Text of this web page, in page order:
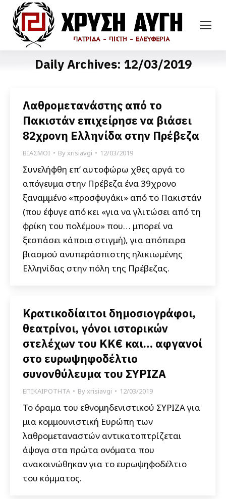
Daily Archives: 12/03/2019
Λαθρομετανάστης από το
Πακιστάν επιχείρησε να βιάσει
82χρονη Ελληνίδα στην Πρέβεζα
ΒΙΑΣΜΟΙ Byxrisiavgi 12/03/2019
Συνελήφθη επ’ αυτοφώρω χθες αργά το
απόγευμα στην Πρέβεζα ένα 39χρονο
ξαναμμένο «προσφυγάκι» από το Πακιστάν
(που έφυγε από κει «για να γλιτώσει από τη
φρίκη του πολέμου» που… μπορεί να
ξεσπάσει κάποια στιγμή), για απόπειρα
βιασμού ανυπεράσπιστης ηλικιωμένης
Ελληνίδας στην πόλη της Πρέβεζας.
Κρατικοδίαιτοι δημοσιογράφοι,
θεατρίνοι, γόνοι ιστορικών
στελέχων του ΚΚ€ και… αφγανοί
στο ευρωψηφοδέλτιο
συνονθύλευμα του ΣΥΡΙΖΑ
ΕΠΙΚΑΙΡΟΤΗΤΑ Byxrisiavgi 12/03/2019
Το όραμα του εθνομηδενιστικού ΣΥΡΙΖΑ για
μια κομμουνιστική Ευρώπη των
λαθρομεταναστών αντικατοπτρίζεται
άψογα στα πρώτα ονόματα που
ανακοινώθηκαν για το ευρωψηφοδέλτιο
του κόμματος.